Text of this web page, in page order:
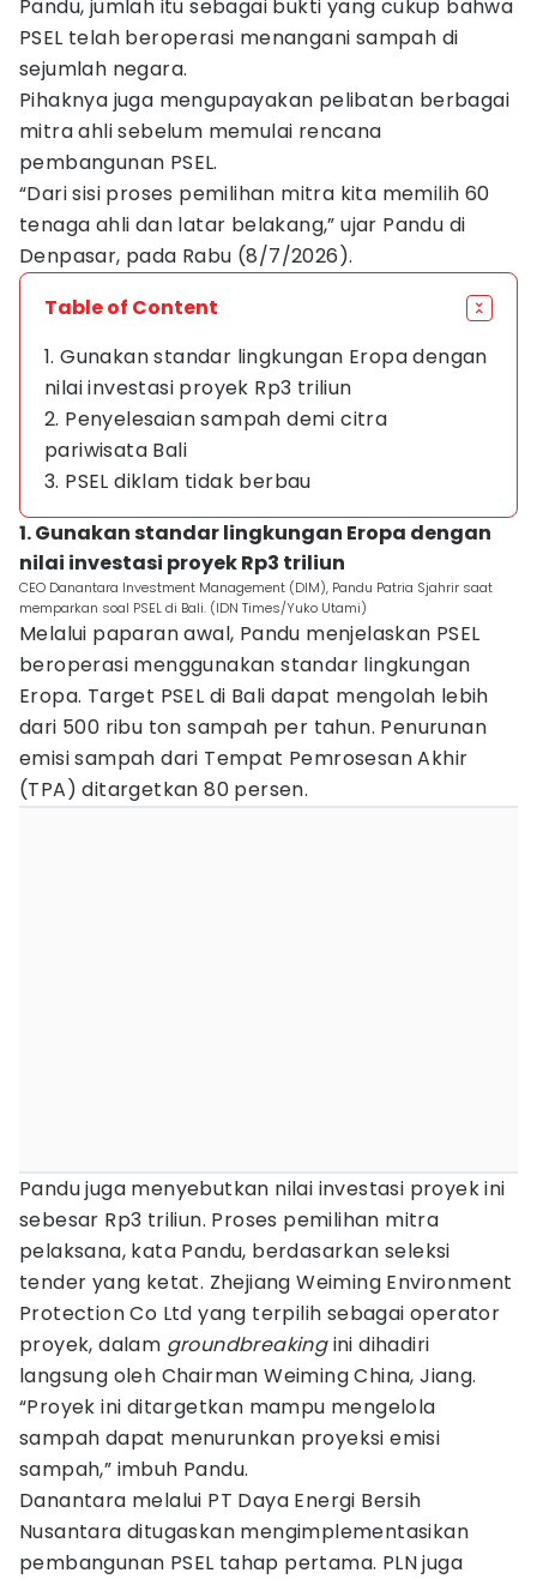
Pandu, jumlah itu sebagai bukti yang cukup bahwa
PSEL telah beroperasi menangani sampah di
sejumlah negara.
Pihaknya juga mengupayakan pelibatan berbagai
mitra ahli sebelum memulai rencana
pembangunan PSEL.
“Dari sisi proses pemilihan mitra kita memilih 60
tenaga ahli dan latar belakang,” ujar Pandu di
Denpasar, pada Rabu (8/7/2026).
Table of Content
1. Gunakan standar lingkungan Eropa dengan
nilai investasi proyek Rp3 triliun
2. Penyelesaian sampah demi citra
pariwisata Bali
3. PSEL diklam tidak berbau
1. Gunakan standar lingkungan Eropa dengan
nilai investasi proyek Rp3 triliun
CEO Danantara Investment Management (DIM), Pandu Patria Sjahrir saat
memparkan soal PSEL di Bali. (IDN Times/Yuko Utami)
Melalui paparan awal, Pandu menjelaskan PSEL
beroperasi menggunakan standar lingkungan
Eropa. Target PSEL di Bali dapat mengolah lebih
dari 500 ribu ton sampah per tahun. Penurunan
emisi sampah dari Tempat Pemrosesan Akhir
(TPA) ditargetkan 80 persen.
Pandu juga menyebutkan nilai investasi proyek ini
sebesar Rp3 triliun. Proses pemilihan mitra
pelaksana, kata Pandu, berdasarkan seleksi
tender yang ketat. Zhejiang Weiming Environment
Protection Co Ltd yang terpilih sebagai operator
proyek, dalam groundbreakingini dihadiri
langsung oleh Chairman Weiming China, Jiang.
“Proyek ini ditargetkan mampu mengelola
sampah dapat menurunkan proyeksi emisi
sampah,” imbuh Pandu.
Danantara melalui PT Daya Energi Bersih
Nusantara ditugaskan mengimplementasikan
pembangunan PSEL tahap pertama. PLN juga